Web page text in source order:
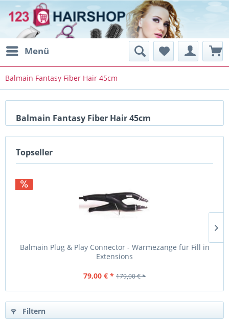
Menü
Balmain Fantasy Fiber Hair 45cm
Balmain Fantasy Fiber Hair 45cm
Topseller
Balmain Plug & Play Connector - Wärmezange für Fill in
Extensions
79,00 € * 179,00 € *
Filtern